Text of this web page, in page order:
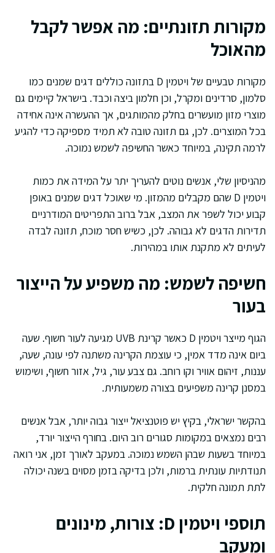
מקורות תזונתיים: מה אפשר לקבל
מהאוכל
מקורות טבעיים של ויטמין D בתזונה כוללים דגים שמנים כמו
סלמון, סרדינים ומקרל, וכן חלמון ביצה וכבד. בישראל קיימים גם
מוצרי מזון מועשרים בחלק מהמותגים, אך ההעשרה אינה אחידה
בכל המוצרים. לכן, גם תזונה טובה לא תמיד מספיקה כדי להגיע
לרמה תקינה, במיוחד כאשר החשיפה לשמש נמוכה.
מהניסיון שלי, אנשים נוטים להעריך יתר על המידה את כמות
ויטמין D שהם מקבלים מהמזון. מי שאוכל דגים שמנים באופן
קבוע יכול לשפר את המצב, אבל ברוב התפריטים המודרניים
תדירות הדגים לא גבוהה. לכן, כשיש חסר מוכח, תזונה לבדה
לעיתים לא מתקנת אותו במהירות.
חשיפה לשמש: מה משפיע על הייצור
בעור
הגוף מייצר ויטמין D כאשר קרינת UVB מגיעה לעור חשוף. שעה
ביום אינה מדד אמין, כי עוצמת הקרינה משתנה לפי עונה, שעה,
עננות, זיהום אוויר וקו רוחב. גם צבע עור, גיל, אזור חשוף, ושימוש
במסנן קרינה משפיעים בצורה משמעותית.
בהקשר ישראלי, בקיץ יש פוטנציאל ייצור גבוה יותר, אבל אנשים
רבים נמצאים במקומות סגורים רוב היום. בחורף הייצור יורד,
במיוחד בשעות שבהן השמש נמוכה. במעקב לאורך זמן, אני רואה
תנודתיות עונתית ברמות, ולכן בדיקה בזמן מסוים בשנה יכולה
לתת תמונה חלקית.
תוספי ויטמין D: צורות, מינונים
ומעקב